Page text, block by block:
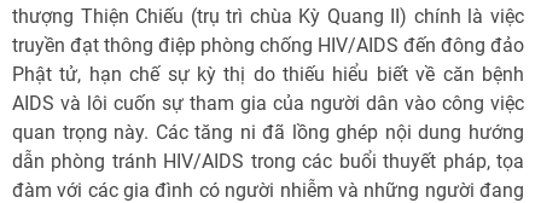
thượng Thiện Chiếu (trụ trì chùa Kỳ Quang II) chính là việc
truyền đạt thông điệp phòng chống HIV/AIDS đến đông đảo
Phật tử, hạn chế sự kỳ thị do thiếu hiểu biết về căn bệnh
AIDS và lôi cuốn sự tham gia của người dân vào công việc
quan trọng này. Các tăng ni đã lồng ghép nội dung hướng
dẫn phòng tránh HIV/AIDS trong các buổi thuyết pháp, tọa
đàm với các gia đình có người nhiễm và những người đang